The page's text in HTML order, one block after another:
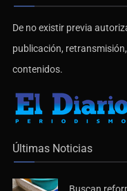
De no existir previa
publicación,
contenidos.
Últimas Noticias
Buscan